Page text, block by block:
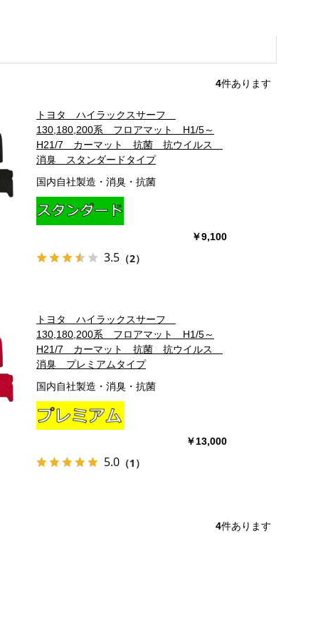
4件あります
トヨタ ハイラックスサーフ
130,180,200系 フロアマット H1/5～
H21/7 カーマット 抗菌 抗ウイルス
消臭 スタンダードタイプ
国内自社製造・消臭・抗菌
￥9,100
3.5 （2）
トヨタ ハイラックスサーフ
130,180,200系 フロアマット H1/5～
H21/7 カーマット 抗菌 抗ウイルス
消臭 プレミアムタイプ
国内自社製造・消臭・抗菌
￥13,000
5.0 （1）
4件あります